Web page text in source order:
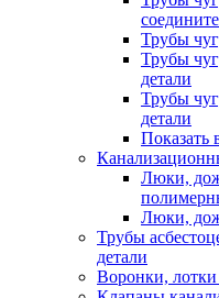
Трубы
Трубы
детали
Трубы
детали
Показать
Люки,
Люки,
Трубы
детали
Воронки,